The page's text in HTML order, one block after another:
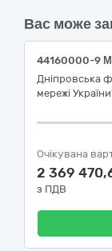
Вас може
Дніпровська
мережі
Очікувана
2 369
з ПДВ